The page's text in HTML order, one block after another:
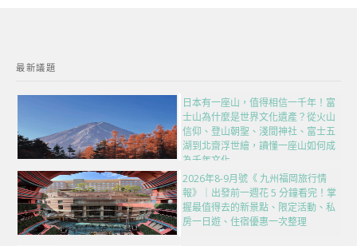
最新議題
日本有一座山，值得相信一千年！富
士山為什麼是世界文化遺產？從火山
信仰、登山朝聖、淺間神社、富士五
湖到北齋浮世繪，讀懂一座山如何成
為千年文化
2026年8-9月號《 九州福岡旅行情
報》｜出發前一週花 5 分鐘看完！掌
握最值得去的新景點、限定活動、私
房一日遊、住宿優惠一次整理